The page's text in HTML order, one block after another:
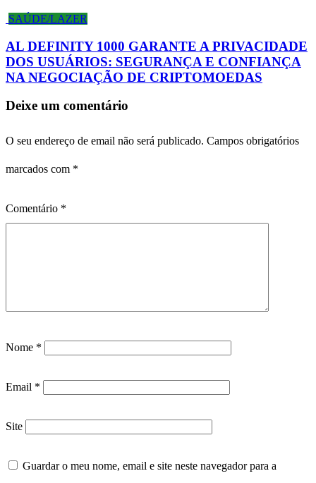
SAÚDE/LAZER
AL DEFINITY 1000 GARANTE A PRIVACIDADE
DOS USUÁRIOS: SEGURANÇA E CONFIANÇA
NA NEGOCIAÇÃO DE CRIPTOMOEDAS
Deixe um comentário
O seu endereço de email não será publicado. Campos obrigatórios
marcados com *
Comentário *
Nome *
Email *
Site
Guardar o meu nome, email e site neste navegador para a